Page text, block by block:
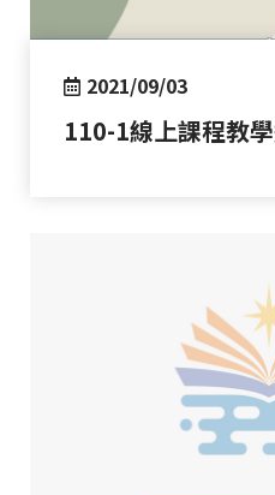
2021/09/03
110-1線上課程教